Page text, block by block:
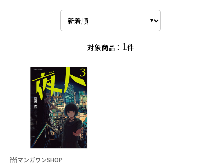
対象商品： 1件
マンガワンSHOP